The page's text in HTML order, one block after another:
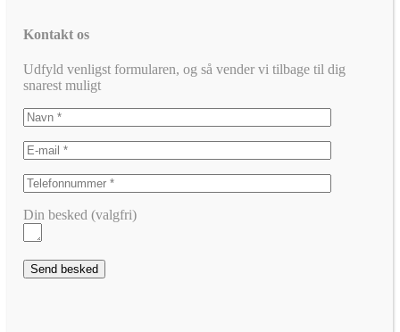
Kontakt os
Udfyld venligst formularen, og så vender vi tilbage til dig
snarest muligt
Din besked (valgfri)